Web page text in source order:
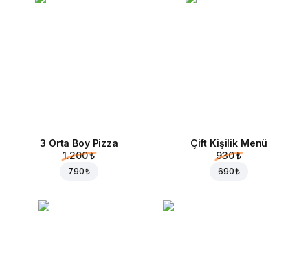
3 Orta Boy Pizza
1.200 ₺
790 ₺
Çift Kişilik Menü
930 ₺
690 ₺